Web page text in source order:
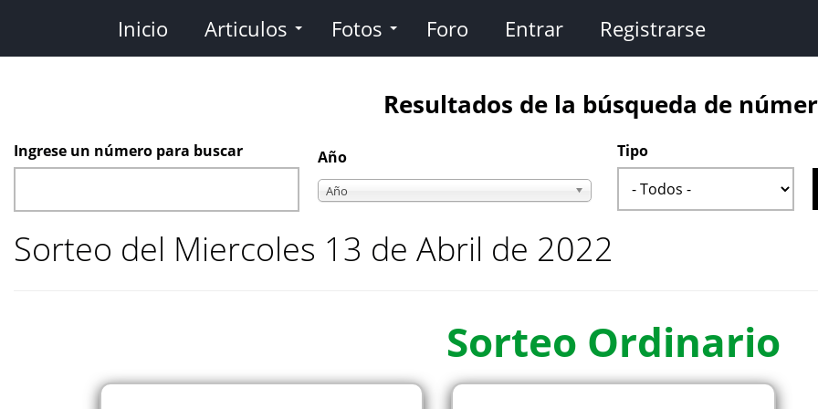
contenido
Inicio Articulos Fotos Foro Entrar Registrarse
Resultados de la búsqueda de
Ingrese un número para buscar
Año
Año
Año
Tipo
Sorteo del Miercoles 13 de Abril de 2022
Sorteo Ordinario